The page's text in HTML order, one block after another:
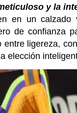
y la
en un calzado
de confianza
entre ligereza,
elección